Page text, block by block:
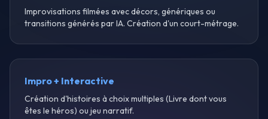
Improvisations filmées avec décors, génériques ou
transitions générés par IA. Création d'un court-métrage.
Impro + Interactive
Création d'histoires à choix multiples (Livre dont vous
êtes le héros) ou jeu narratif.